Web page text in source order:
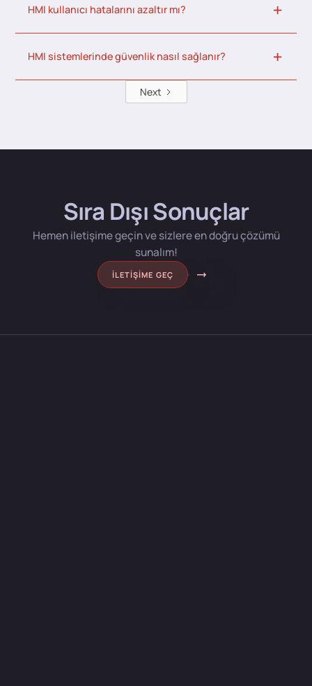
HMI kullanıcı hatalarını azaltır mı?
HMI sistemlerinde güvenlik nasıl sağlanır?
Next
Sıra Dışı Sonuçlar
Hemen iletişime geçin ve sizlere en doğru çözümü
sunalım!
İLETIŞIME GEÇ